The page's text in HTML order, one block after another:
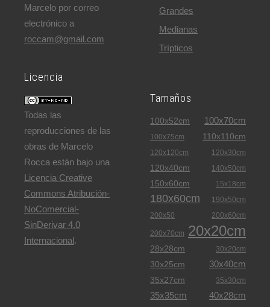
Marcelo por correo
electrónico a
roccam@gmail.com
Licencia
Todas las
reproducciones de las
obras de Marcelo
Rocca están bajo una
Licencia Creative
Commons Atribución-
NoComercial-
SinDerivar 4.0
Internacional.
Grandes
Medianas
Trípticos
Tamaños
100x52cm 100x70cm
100x75cm 110x110cm
120x120cm 120x30cm
120x40cm 140x50cm
150x60cm 15x18cm
180x60cm
190x50cm
200x50
200x60cm
200x70cm 20x20cm
28x28cm 30x20cm
30x25cm 30x40cm
35x27cm 35x30cm
35x35cm
40x28cm